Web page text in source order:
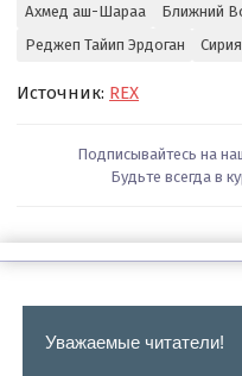
Ахмед аш-Шараа Ближний
Реджеп Тайип Эрдоган
Сирия
Источник: REX
Подписывайтесь на
Будьте всегда в
Уважаемые читатели!